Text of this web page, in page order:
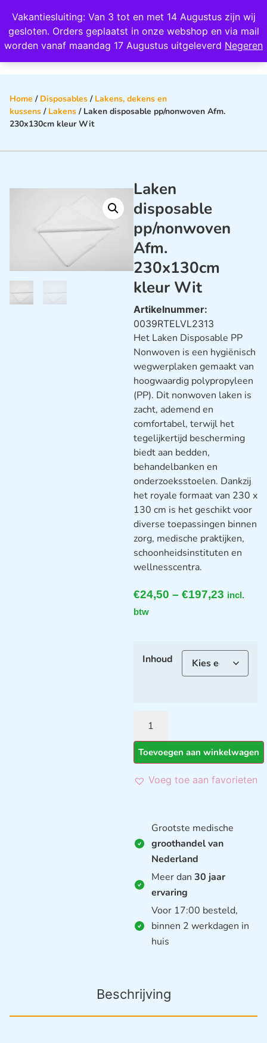
Vakantiesluiting: Van 3 tot en met 14 Augustus zijn wij
gesloten. Orders geplaatst in onze webshop en via mail
worden vanaf maandag 17 Augustus uitgeleverd Negeren
Wij scoren een 4,8 op Google
Home / Disposables / Lakens, dekens en
kussens / Lakens / Laken disposable pp/nonwoven Afm.
230x130cm kleur Wit
Laken
disposable
pp/nonwoven
Afm.
230x130cm
kleur Wit
Artikelnummer:
0039RTELVL2313
Het Laken Disposable PP
Nonwoven is een hygiënisch
wegwerplaken gemaakt van
hoogwaardig polypropyleen
(PP). Dit nonwoven laken is
zacht, ademend en
comfortabel, terwijl het
tegelijkertijd bescherming
biedt aan bedden,
behandelbanken en
onderzoeksstoelen. Dankzij
het royale formaat van 230 x
130 cm is het geschikt voor
diverse toepassingen binnen
zorg, medische praktijken,
schoonheidsinstituten en
wellnesscentra.
€24,50 – €197,23 incl.
btw
Inhoud
Toevoegen aan winkelwagen
Voeg toe aan favorieten
Grootste medische
groothandel van
Nederland
Meer dan 30 jaar
ervaring
Voor 17:00 besteld,
binnen 2 werkdagen in
huis
Beschrijving